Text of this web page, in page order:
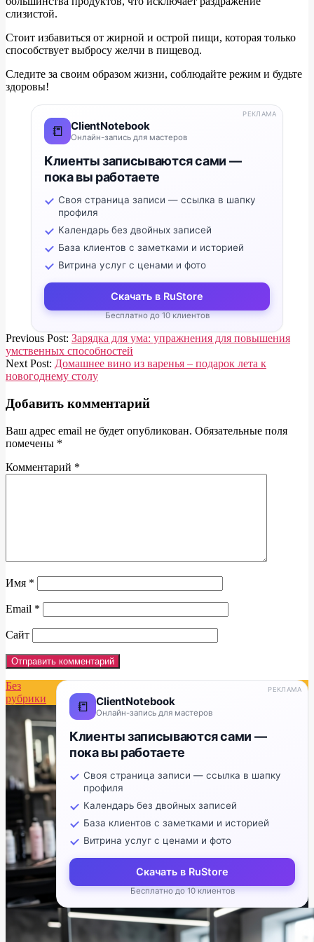
слизистой.
Стоит избавиться от жирной и острой пищи, которая только
способствует выбросу желчи в пищевод.
Следите за своим образом жизни, соблюдайте режим и будьте
здоровы!
📒 ClientNotebook
Онлайн-запись для мастеров
Клиенты записываются сами —
пока вы работаете
Своя страница записи — ссылка в шапку
профиля
Календарь без двойных записей
База клиентов с заметками и историей
Витрина услуг с ценами и фото
Скачать в RuStore
Бесплатно до 10 клиентов
РЕКЛАМА
2020-
04-
08
Previous Post: Зарядка для ума: упражнения для повышения
умственных способностей
Next Post: Домашнее вино из варенья – подарок лета к
новогоднему столу
Добавить комментарий
Ваш адрес email не будет опубликован. Обязательные поля
помечены *
Комментарий *
Имя *
Email *
Сайт
📒 ClientNotebook
Онлайн-запись для мастеров
Клиенты записываются сами —
пока вы работаете
Своя страница записи — ссылка в шапку
профиля
Календарь без двойных записей
База клиентов с заметками и историей
Витрина услуг с ценами и фото
Скачать в RuStore
Бесплатно до 10 клиентов
РЕКЛАМА
Без
рубрики